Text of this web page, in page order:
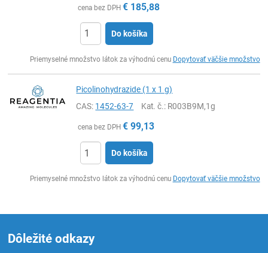
cena bez DPH € 185,88
Do košíka
Priemyselné množstvo látok za výhodnú cenu Dopytovať väčšie množstvo
Picolinohydrazide (1 x 1 g)
CAS: 1452-63-7 Kat. č.: R003B9M,1g
cena bez DPH € 99,13
Do košíka
Priemyselné množstvo látok za výhodnú cenu Dopytovať väčšie množstvo
Dôležité odkazy